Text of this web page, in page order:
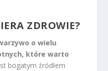
ZDROWIE?
o wielu
które warto
bogatym źródłem